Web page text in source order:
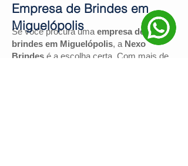
Se você procura uma empresa de
brindes em Miguelópolis, a Nexo
Brindes é a escolha certa. Com mais de
Empresa de Brindes em
Miguelópolis